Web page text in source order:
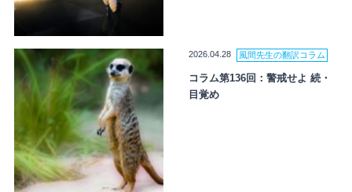
2026.04.28 風間先生の翻訳コラム
コラム第136回：警戒せよ 続・
目覚め